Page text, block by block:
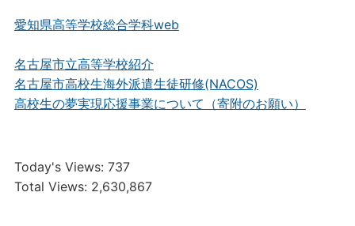
愛知県高等学校総合学科web
名古屋市立高等学校紹介
名古屋市高校生海外派遣生徒研修(NACOS)
高校生の夢実現応援事業について（寄附のお願い）
Today's Views: 737
Total Views: 2,630,867